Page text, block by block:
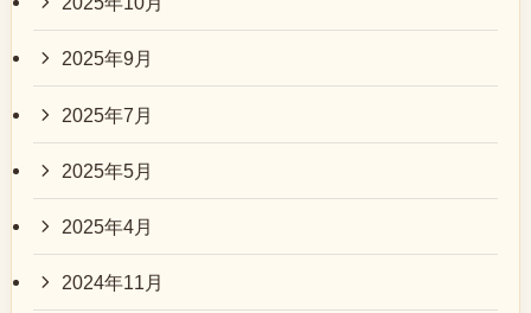
2025年9月
2025年7月
2025年5月
2025年4月
2024年11月